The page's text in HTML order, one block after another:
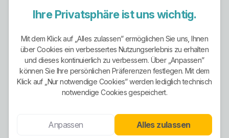
Kritisch bleibt: Wer echten Ökostromanspruch hat,
sollte Herkunftsnachweise, Stromkennzeichnung
und Tarifbedingungen sauber prüfen. Nur „Öko“ im
Namen reicht nicht. Das wäre zu dünn.
Stromangebote
Zum Stromangebot gehören AVIA Strom Fix
sowie AVIA Strom Öko Vario, AVIA Strom Öko
Fix 12 und AVIA Strom Öko Fix 24.
Zusätzlich werden Stromangebote für
Ihre Privatsphäre ist uns wichtig.
Mit dem Klick auf „Alles zulassen” ermöglichen Sie uns, Ihnen
über Cookies ein verbessertes Nutzungserlebnis zu erhalten
und dieses kontinuierlich zu verbessern. Über „Anpassen”
können Sie Ihre persönlichen Präferenzen festlegen. Mit dem
Klick auf „Nur notwendige Cookies” werden lediglich technisch
notwendige Cookies gespeichert.
Anpassen Alles zulassen